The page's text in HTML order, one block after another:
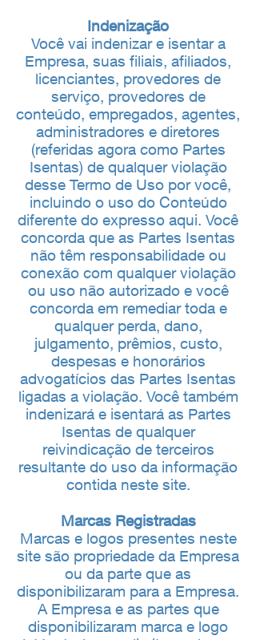
Indenização
Você vai indenizar e isentar a
Empresa, suas filiais, afiliados,
licenciantes, provedores de
serviço, provedores de
conteúdo, empregados, agentes,
administradores e diretores
(referidas agora como Partes
Isentas) de qualquer violação
desse Termo de Uso por você,
incluindo o uso do Conteúdo
diferente do expresso aqui. Você
concorda que as Partes Isentas
não têm responsabilidade ou
conexão com qualquer violação
ou uso não autorizado e você
concorda em remediar toda e
qualquer perda, dano,
julgamento, prêmios, custo,
despesas e honorários
advogatícios das Partes Isentas
ligadas a violação. Você também
indenizará e isentará as Partes
Isentas de qualquer
reivindicação de terceiros
resultante do uso da informação
contida neste site.
Marcas Registradas
Marcas e logos presentes neste
site são propriedade da Empresa
ou da parte que as
disponibilizaram para a Empresa.
A Empresa e as partes que
disponibilizaram marca e logo